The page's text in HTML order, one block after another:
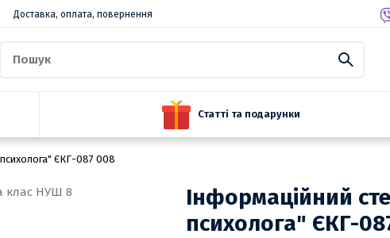
Доставка, оплата, повернення
Статті та подарунки
ЄКГ-087 008
Інформаційний
психолога" ЄКГ-